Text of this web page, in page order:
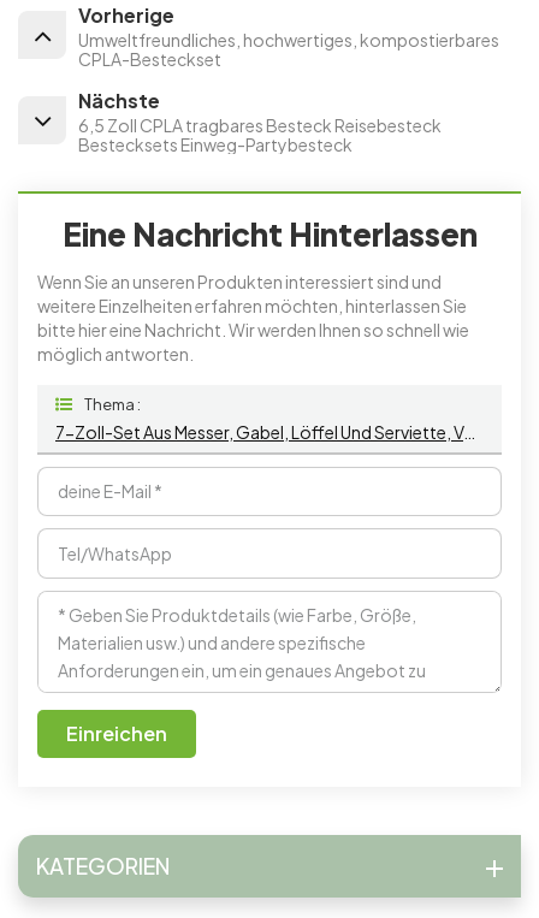
Vorherige
Umweltfreundliches, hochwertiges, kompostierbares
CPLA-Besteckset
Nächste
6,5 Zoll CPLA tragbares Besteck Reisebesteck
Bestecksets Einweg-Partybesteck
Eine Nachricht Hinterlassen
Wenn Sie an unseren Produkten interessiert sind und
weitere Einzelheiten erfahren möchten, hinterlassen Sie
bitte hier eine Nachricht. Wir werden Ihnen so schnell wie
möglich antworten.
Thema :
7-Zoll-Set Aus Messer, Gabel, Löffel Und Serviette, Verpacktes, Biologisch Abbaubares Cpla-Besteckset
Einreichen
KATEGORIEN